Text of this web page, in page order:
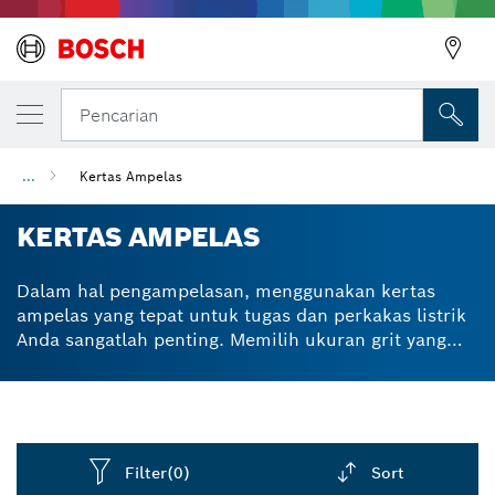
Pencarian
... Kertas Ampelas
KERTAS AMPELAS
Dalam hal pengampelasan, menggunakan kertas
ampelas yang tepat untuk tugas dan perkakas listrik
Anda sangatlah penting. Memilih ukuran grit yang
akan membantu Anda mendapatkan hasil terbaik.
ampelas untuk orbital sander dan random orbital
sander. Kertas ampelas kami dibuat menggunakan
Filter(0) Sort